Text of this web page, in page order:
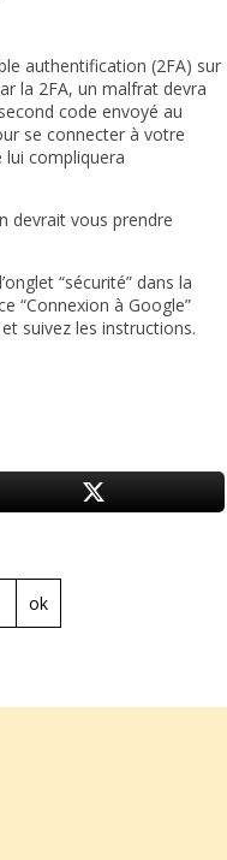
authentification (2FA) sur
la 2FA, un malfrat devra
code envoyé au
se connecter à votre
lui compliquera
devrait vous prendre
“sécurité” dans la
“Connexion à Google”
suivez les instructions.
ok